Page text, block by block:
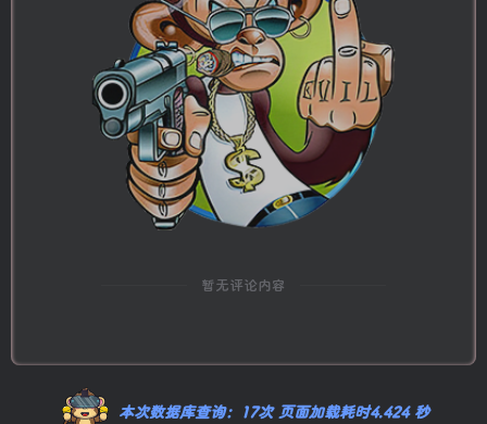
暂无评论内容
本次数据库查询：17次 页面加载耗时4.424 秒